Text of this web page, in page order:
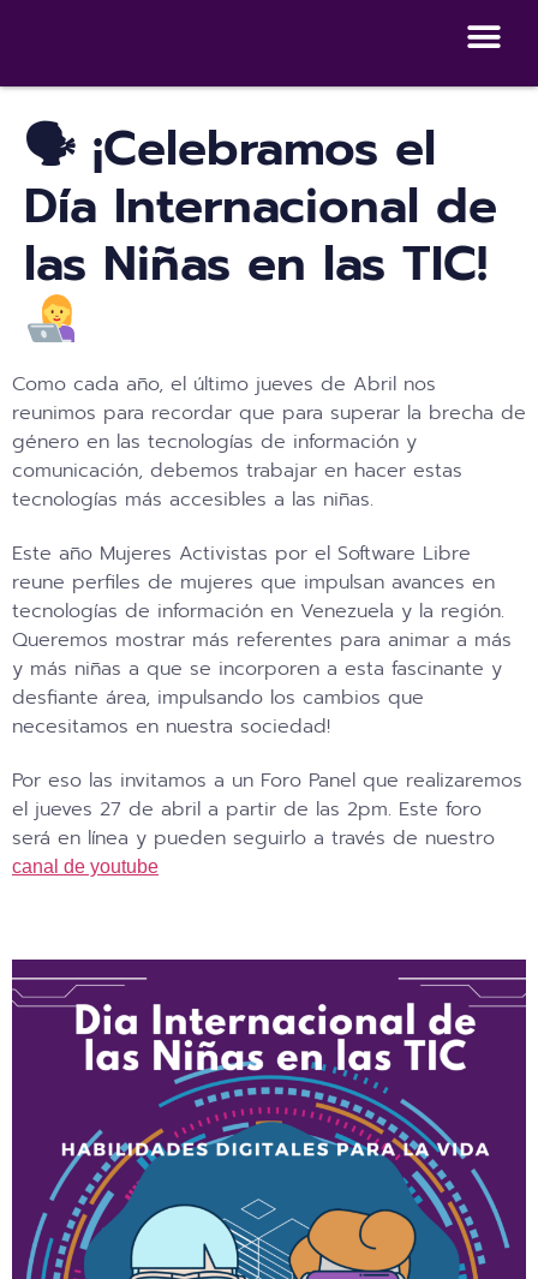
🗣 ¡Celebramos el
Día Internacional de
las Niñas en las TIC!
Como cada año, el último jueves de Abril nos
reunimos para recordar que para superar la brecha de
género en las tecnologías de información y
comunicación, debemos trabajar en hacer estas
tecnologías más accesibles a las niñas.
Este año Mujeres Activistas por el Software Libre
reune perfiles de mujeres que impulsan avances en
tecnologías de información en Venezuela y la región.
Queremos mostrar más referentes para animar a más
y más niñas a que se incorporen a esta fascinante y
desfiante área, impulsando los cambios que
necesitamos en nuestra sociedad!
Por eso las invitamos a un Foro Panel que realizaremos
el jueves 27 de abril a partir de las 2pm. Este foro
será en línea y pueden seguirlo a través de nuestro
canal de youtube